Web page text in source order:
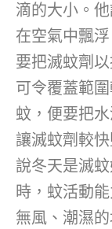
滴的大小。
在空氣中飄
要把滅蚊劑
可令覆蓋範
蚊，便要把
讓滅蚊劑較
說冬天是滅
時，蚊活動
無風、潮濕